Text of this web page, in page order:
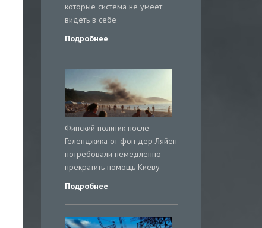
которые система не умеет
видеть в себе
Подробнее
Финский политик после
Геленджика от фон дер Ляйен
потребовали немедленно
прекратить помощь Киеву
Подробнее